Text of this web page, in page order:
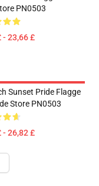
PN0503
- 23,66 £
Sunset Pride Flagge
Store PN0503
- 26,82 £